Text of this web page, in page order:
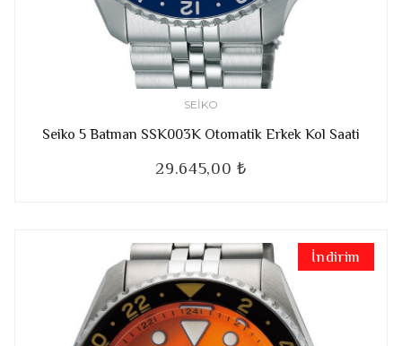
SEIKO
Seiko 5 Batman SSK003K Otomatik Erkek Kol Saati
29.645,00 ₺
İndirim